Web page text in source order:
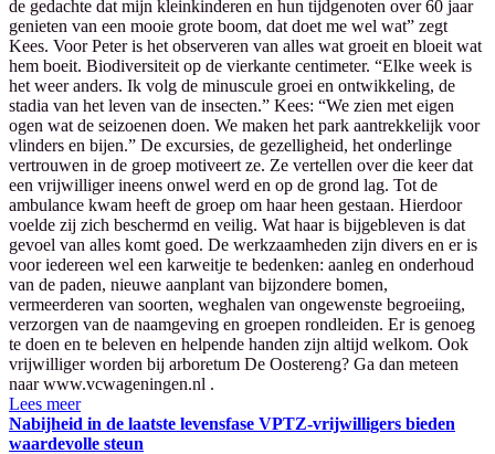
de gedachte dat mijn kleinkinderen en hun tijdgenoten over 60 jaar
genieten van een mooie grote boom, dat doet me wel wat” zegt
Kees. Voor Peter is het observeren van alles wat groeit en bloeit wat
hem boeit. Biodiversiteit op de vierkante centimeter. “Elke week is
het weer anders. Ik volg de minuscule groei en ontwikkeling, de
stadia van het leven van de insecten.” Kees: “We zien met eigen
ogen wat de seizoenen doen. We maken het park aantrekkelijk voor
vlinders en bijen.” De excursies, de gezelligheid, het onderlinge
vertrouwen in de groep motiveert ze. Ze vertellen over die keer dat
een vrijwilliger ineens onwel werd en op de grond lag. Tot de
ambulance kwam heeft de groep om haar heen gestaan. Hierdoor
voelde zij zich beschermd en veilig. Wat haar is bijgebleven is dat
gevoel van alles komt goed. De werkzaamheden zijn divers en er is
voor iedereen wel een karweitje te bedenken: aanleg en onderhoud
van de paden, nieuwe aanplant van bijzondere bomen,
vermeerderen van soorten, weghalen van ongewenste begroeiing,
verzorgen van de naamgeving en groepen rondleiden. Er is genoeg
te doen en te beleven en helpende handen zijn altijd welkom. Ook
vrijwilliger worden bij arboretum De Oostereng? Ga dan meteen
naar www.vcwageningen.nl .
Lees meer
Nabijheid in de laatste levensfase VPTZ-vrijwilligers bieden
waardevolle steun